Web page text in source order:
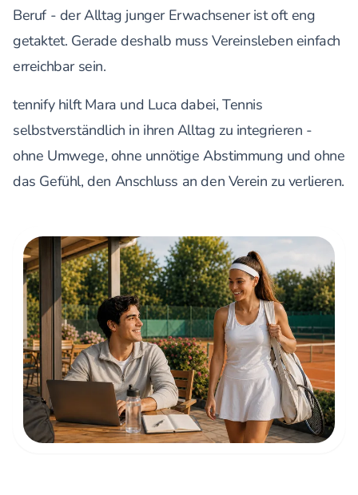
Beruf - der Alltag junger Erwachsener ist oft eng
getaktet. Gerade deshalb muss Vereinsleben einfach
erreichbar sein.
tennify hilft Mara und Luca dabei, Tennis
selbstverständlich in ihren Alltag zu integrieren -
ohne Umwege, ohne unnötige Abstimmung und ohne
das Gefühl, den Anschluss an den Verein zu verlieren.